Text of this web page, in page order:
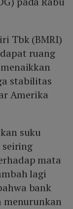
Tbk (BMRI)
ruang
stabilitas
Amerika
suku
mata
lagi
bank
menurunkan